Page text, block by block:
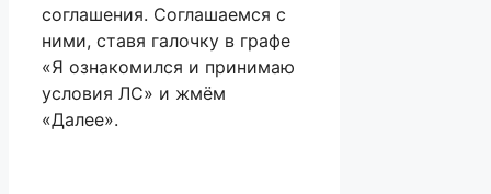
соглашения. Соглашаемся с
ними, ставя галочку в графе
«Я ознакомился и принимаю
условия ЛС» и жмём
«Далее».